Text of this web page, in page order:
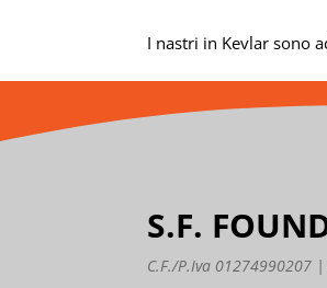
I nastri in Kevlar sono
S.F.
C.F./P.Iva 01274990207